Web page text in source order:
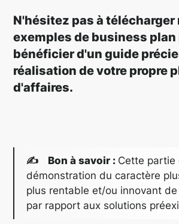
N'hésitez pas à télécharger
exemples de business plan
bénéficier d'un guide
réalisation de votre propre
d'affaires.
✍ Bon à savoir : Cette partie
démonstration du caractère
plus rentable et/ou innovant
par rapport aux solutions